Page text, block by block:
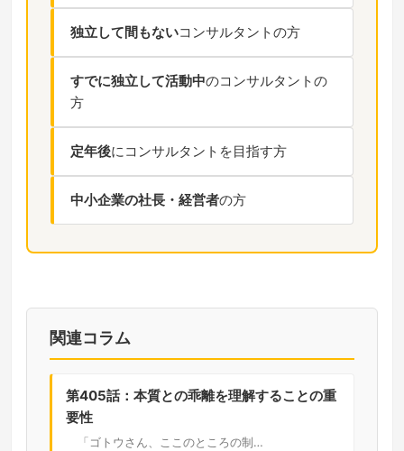
独立して間もないコンサルタントの方
すでに独立して活動中のコンサルタントの
方
定年後にコンサルタントを目指す方
中小企業の社長・経営者の方
関連コラム
第405話：本質との乖離を理解することの重
要性
「ゴトウさん、ここのところの制…